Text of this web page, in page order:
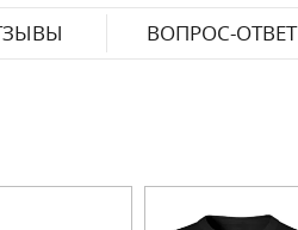
ВОПРОС-ОТВЕТ